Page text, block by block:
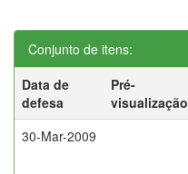
Conjunto de itens:
Data de
defesa
Pré-
visualização
30-Mar-2009